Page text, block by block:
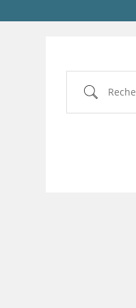
Recherche